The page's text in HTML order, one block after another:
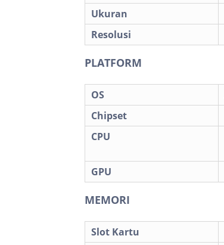
Ukuran
Resolusi
PLATFORM
OS
Chipset
CPU
GPU
MEMORI
Slot Kartu